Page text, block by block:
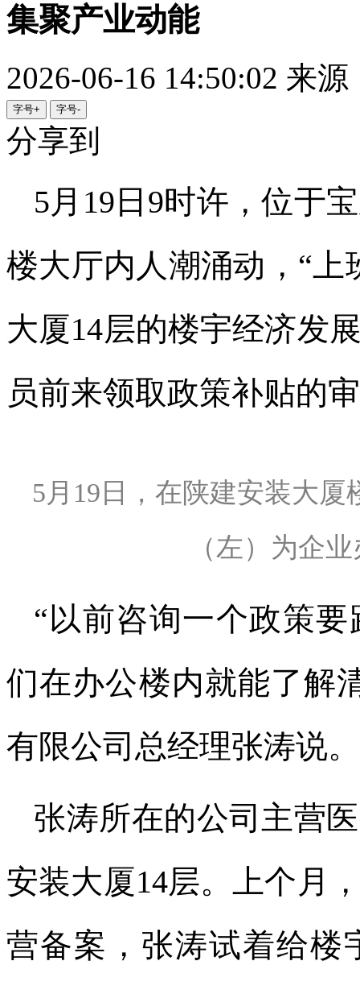
集聚产业动能
2026-06-16 14:50:02 来源
字号+ 字号-
分享到
5月19日9时许，位于
楼大厅内人潮涌动，“
大厦14层的楼宇经济发
员前来领取政策补贴的
5月19日，在陕建安装大
（左）为企
“以前咨询一个政策
们在办公楼内就能了解
有限公司总经理张涛说。
张涛所在的公司主营
安装大厦14层。上个月
营备案，张涛试着给楼